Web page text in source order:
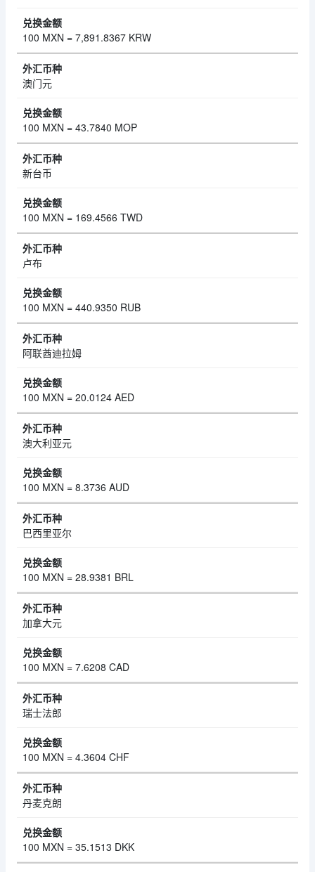
100 MXN = 7,891.8367 KRW
澳门元
100 MXN = 43.7840 MOP
新台币
100 MXN = 169.4566 TWD
卢布
100 MXN = 440.9350 RUB
阿联酋迪拉姆
100 MXN = 20.0124 AED
澳大利亚元
100 MXN = 8.3736 AUD
巴西里亚尔
100 MXN = 28.9381 BRL
加拿大元
100 MXN = 7.6208 CAD
瑞士法郎
100 MXN = 4.3604 CHF
丹麦克朗
100 MXN = 35.1513 DKK